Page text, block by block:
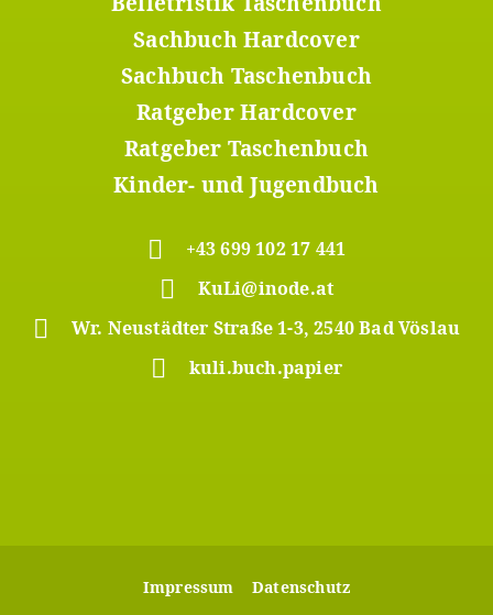
Sachbuch Hardcover
Sachbuch Taschenbuch
Ratgeber Hardcover
Ratgeber Taschenbuch
Kinder- und Jugendbuch
+43 699 102 17 441
KuLi@inode.at
Wr. Neustädter Straße 1-3, 2540 Bad Vöslau
kuli.buch.papier
Impressum Datenschutz